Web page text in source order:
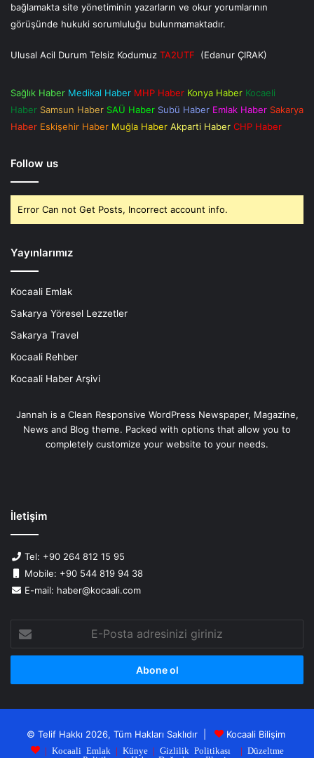
bağlamakta site yönetiminin yazarların ve okur yorumlarının
görüşünde hukuki sorumluluğu bulunmamaktadır.
Ulusal Acil Durum Telsiz Kodumuz TA2UTF (Edanur ÇIRAK)
Sağlık Haber Medikal Haber MHP Haber Konya Haber Kocaeli
Haber Samsun Haber SAÜ Haber Subü Haber Emlak Haber Sakarya
Haber Eskişehir Haber Muğla Haber Akparti Haber CHP Haber
Follow us
Error Can not Get Posts, Incorrect account info.
Yayınlarımız
Kocaali Emlak
Sakarya Yöresel Lezzetler
Sakarya Travel
Kocaali Rehber
Kocaali Haber Arşivi
Jannah is a Clean Responsive WordPress Newspaper, Magazine,
News and Blog theme. Packed with options that allow you to
completely customize your website to your needs.
İletişim
Tel: +90 264 812 15 95
Mobile: +90 544 819 94 38
E-mail: haber@kocaali.com
Posta
adresinizi
© Telif Hakkı 2026, Tüm Hakları Saklıdır | Kocaali Bilişim
| Kocaali Emlak | Künye| Gizlilik Politikası | Düzeltme